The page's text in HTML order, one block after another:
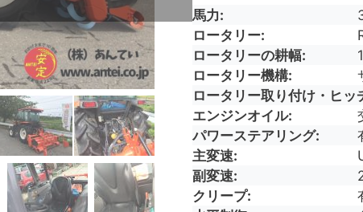
馬力
ロータリー
ロータリーの耕幅
ロータリー機構
ロータリー取り付け・ヒッ
エンジンオイル
パワーステアリング
主変速
副変速
クリープ